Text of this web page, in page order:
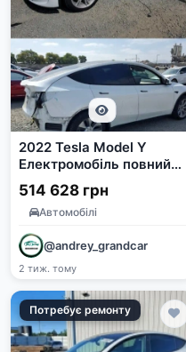
2022 Tesla Model Y
Електромобіль повний
привід зі США
514 628 грн
Автомобілі
@andrey_grandcar
2 тиж. тому
Потребує ремонту